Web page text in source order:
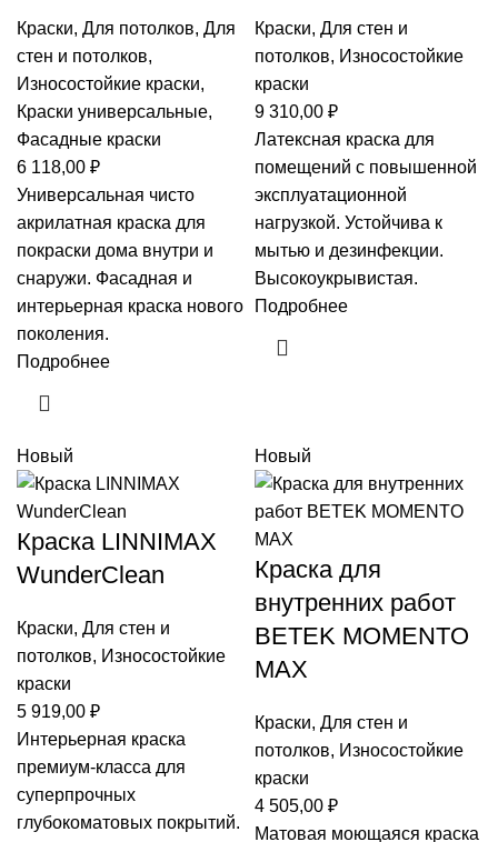
Краски, Для потолков, Для
стен и потолков,
Износостойкие краски,
Краски универсальные,
Фасадные краски
6 118,00 ₽
Универсальная чисто
акрилатная краска для
покраски дома внутри и
снаружи. Фасадная и
интерьерная краска нового
поколения.
Подробнее
Краски, Для стен и
потолков, Износостойкие
краски
9 310,00 ₽
Латексная краска для
помещений с повышенной
эксплуатационной
нагрузкой. Устойчива к
мытью и дезинфекции.
Высокоукрывистая.
Подробнее
Новый
Краска LINNIMAX
WunderClean
Краски, Для стен и
потолков, Износостойкие
краски
5 919,00 ₽
Интерьерная краска
премиум-класса для
суперпрочных
глубокоматовых покрытий.
Новый
Краска для
внутренних работ
BETEK MOMENTO
MAX
Краски, Для стен и
потолков, Износостойкие
краски
4 505,00 ₽
Матовая моющаяся краска